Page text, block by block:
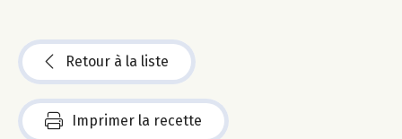
Retour à la liste
Imprimer la recette